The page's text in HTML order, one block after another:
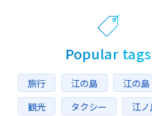
Popular tags
旅行 江の島 江の
観光 タクシー
江